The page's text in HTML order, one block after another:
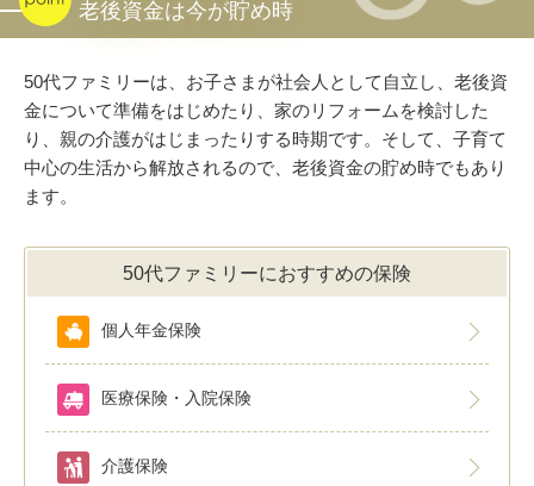
老後資金は今が貯め時
50代ファミリーは、お子さまが社会人として自立し、老後資
金について準備をはじめたり、家のリフォームを検討した
り、親の介護がはじまったりする時期です。そして、子育て
中心の生活から解放されるので、老後資金の貯め時でもあり
ます。
50代ファミリーにおすすめの保険
個人年金保険
医療保険・入院保険
介護保険